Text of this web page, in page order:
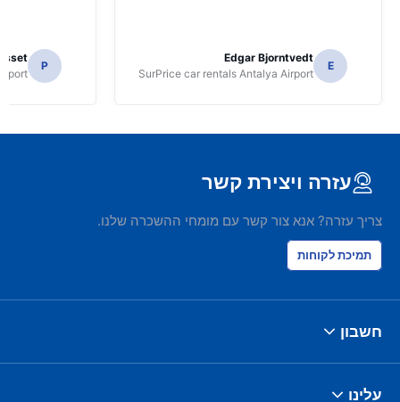
E
Edgar Bjorntvedt
SurPrice car rentals Antalya Airport
P
עזרה ויצירת קשר
צריך עזרה? אנא צור קשר עם מומחי ההשכרה שלנו.
תמיכת לקוחות
חשבון
עלינו